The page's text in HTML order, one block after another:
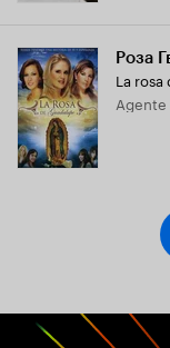
Роза
La rosa